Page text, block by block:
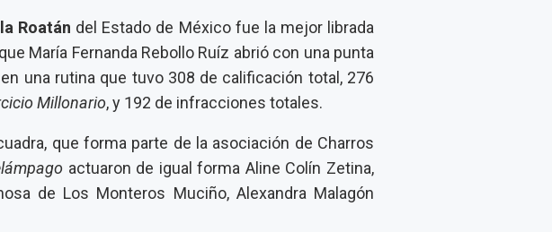
Roatán del Estado de México fue la mejor librada
María Fernanda Rebollo Ruíz abrió con una punta
una rutina que tuvo 308 de calificación total, 276
Millonario, y 192 de infracciones totales.
que forma parte de la asociación de Charros
actuaron de igual forma Aline Colín Zetina,
de Los Monteros Muciño, Alexandra Malagón